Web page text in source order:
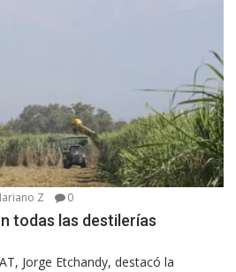
Z 0
todas las destilerías
Jorge Etchandy, destacó la